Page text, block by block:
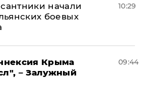
начали
боевых
10:29
Крыма
– Залужный
09:44